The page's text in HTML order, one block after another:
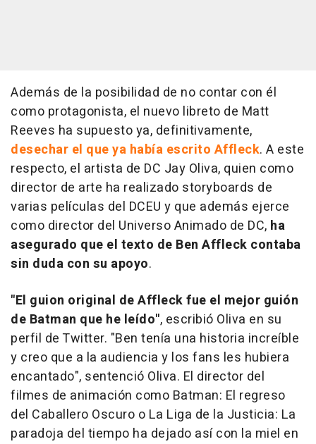
Además de la posibilidad de no contar con él
como protagonista, el nuevo libreto de Matt
Reeves ha supuesto ya, definitivamente,
desechar el que ya había escrito Affleck. A este
respecto, el artista de DC Jay Oliva, quien como
director de arte ha realizado storyboards de
varias películas del DCEU y que además ejerce
como director del Universo Animado de DC, ha
asegurado que el texto de Ben Affleck contaba
sin duda con su apoyo.
"El guion original de Affleck fue el mejor guión
de Batman que he leído", escribió Oliva en su
perfil de Twitter. "Ben tenía una historia increíble
y creo que a la audiencia y los fans les hubiera
encantado", sentenció Oliva. El director del
filmes de animación como Batman: El regreso
del Caballero Oscuro o La Liga de la Justicia: La
paradoja del tiempo ha dejado así con la miel en